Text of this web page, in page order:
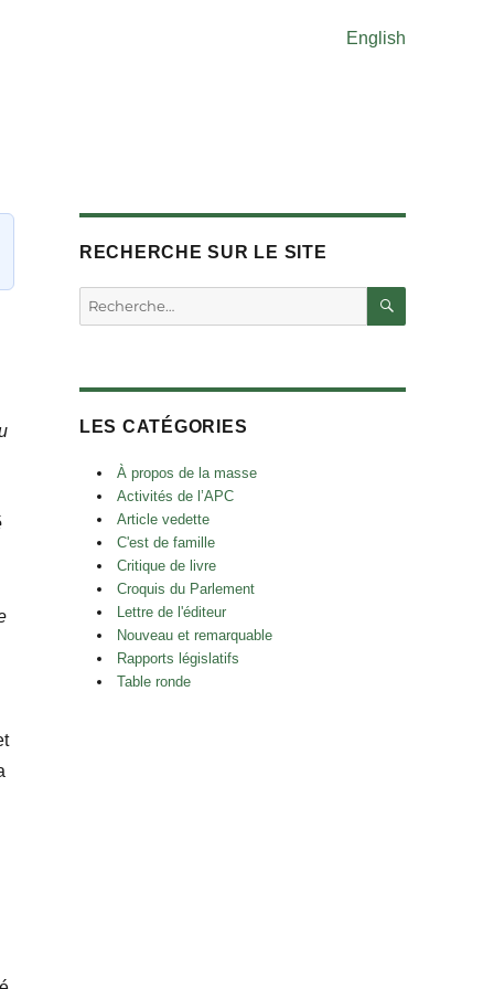
English
RECHERCHE SUR LE SITE
Rechercher :
LES CATÉGORIES
À propos de la masse
Activités de l’APC
Article vedette
C'est de famille
Critique de livre
Croquis du Parlement
Lettre de l'éditeur
Nouveau et remarquable
Rapports législatifs
Table ronde